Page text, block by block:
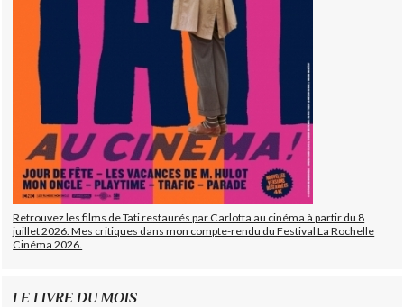
Retrouvez les films de Tati restaurés par Carlotta au cinéma à partir du 8
juillet 2026. Mes critiques dans mon compte-rendu du Festival La Rochelle
Cinéma 2026.
LE LIVRE DU MOIS